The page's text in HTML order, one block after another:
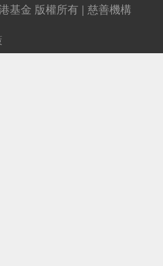
基金 版權所有 | 慈善機構